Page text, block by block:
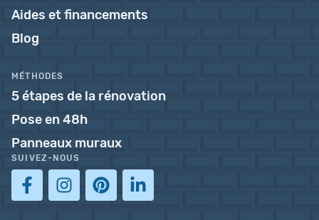
Aides et financements
Blog
MÉTHODES
5 étapes de la rénovation
Pose en 48h
Panneaux muraux
SUIVEZ-NOUS